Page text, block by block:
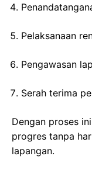
Pelaksanaan
Pengawasan
Serah terima
Dengan proses
progres tanpa
lapangan.